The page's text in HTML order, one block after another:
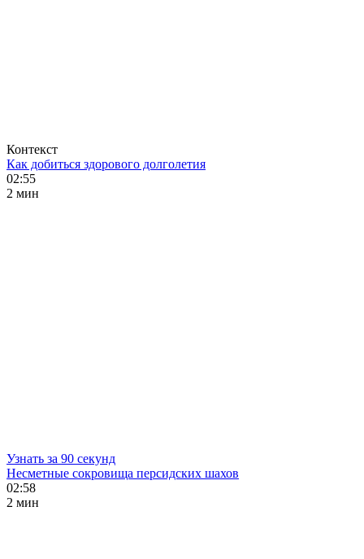
Контекст
Как добиться здорового долголетия
02:55
2 мин
Узнать за 90 секунд
Несметные сокровища персидских шахов
02:58
2 мин